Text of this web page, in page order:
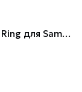
Ударопрочный чехол Camshield Serge Ring для Samsung Galaxy A04 Red